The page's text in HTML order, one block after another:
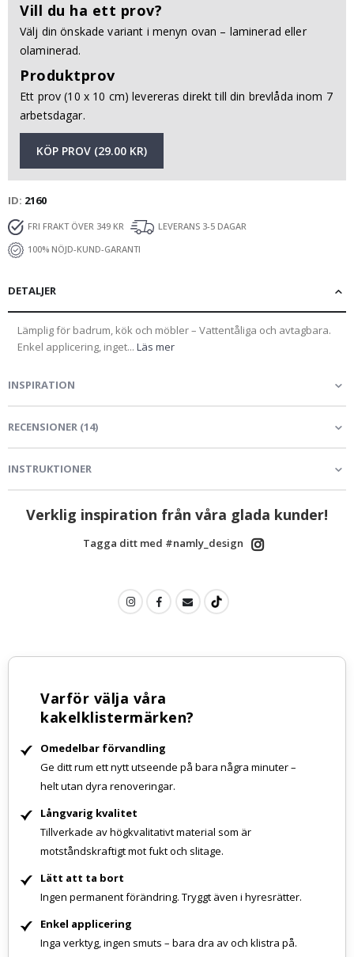
Vill du ha ett prov?
Välj din önskade variant i menyn ovan – laminerad eller
olaminerad.
Produktprov
Ett prov (10 x 10 cm) levereras direkt till din brevlåda inom 7
arbetsdagar.
KÖP PROV (29.00 KR)
ID 2160
FRI FRAKT ÖVER 349 KR
LEVERANS 3-5 DAGAR
100% NÖJD-KUND-GARANTI
DETALJER
Lämplig för badrum, kök och möbler – Vattentåliga och avtagbara.
Enkel applicering, inget... Läs mer
INSPIRATION
RECENSIONER (14)
INSTRUKTIONER
Verklig inspiration från våra glada kunder!
Tagga ditt med #namly_design
Varför välja våra
kakelklistermärken?
Omedelbar förvandling
Ge ditt rum ett nytt utseende på bara några minuter –
helt utan dyra renoveringar.
Långvarig kvalitet
Tillverkade av högkvalitativt material som är
motståndskraftigt mot fukt och slitage.
Lätt att ta bort
Ingen permanent förändring. Tryggt även i hyresrätter.
Enkel applicering
Inga verktyg, ingen smuts – bara dra av och klistra på.